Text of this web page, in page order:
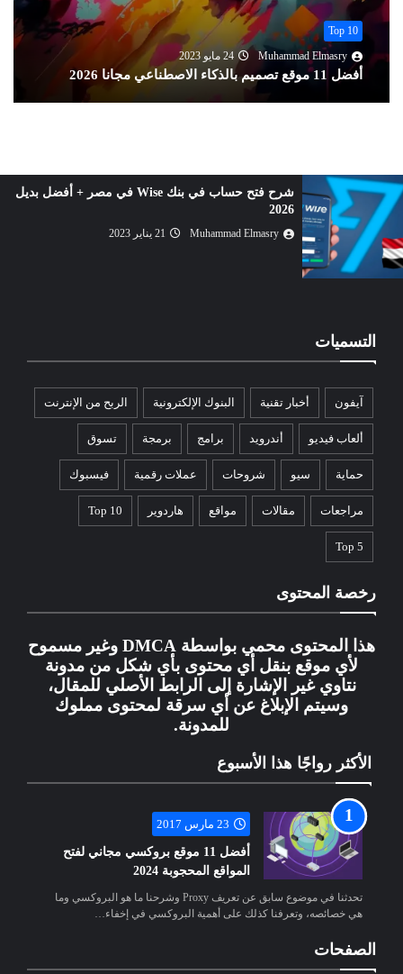
Top 10
Muhammad Elmasry
13 أغسطس 2022
تحميل أفضل 11 قاموس إنجليزي عربي ناطق مجانا 2026
شراء إنترنت داونلود مانجر IDM بأرخص سعر 2026
Muhammad Elmasry
التسميات
آيفون أخبار تقنية البنوك الإلكترونية الربح من الإنترنت
ألعاب فيديو أندرويد برامج برمجة تسوق
حماية سيو شروحات عملات رقمية فيسبوك
مراجعات مقالات مواقع هاردوير Top 10
Top 5
رخصة المحتوى
هذا المحتوى محمي بواسطة DMCA وغير مسموح
لأي موقع بنقل أي محتوى بأي شكل من مدونة
نتاوي غير الإشارة إلى الرابط الأصلي للمقال،
وسيتم الإبلاغ عن أي سرقة لمحتوى مملوك
للمدونة.
الأكثر رواجًا هذا الأسبوع
23 مارس 2017
أفضل 11 موقع بروكسي مجاني لفتح
المواقع المحجوبة 2024
تحدثنا في موضوع سابق عن تعريف Proxy وشرحنا ما هو البروكسي وما
هي خصائصه، وتعرفنا كذلك على أهمية البروكسي في إخفاء…
الصفحات